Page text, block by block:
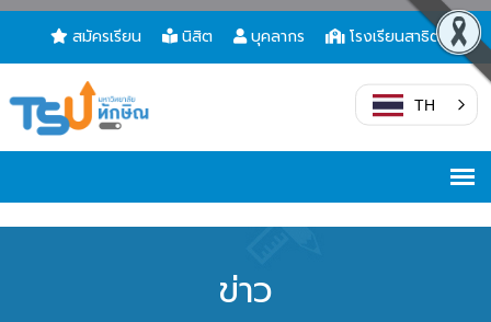
สมัครเรียน นิสิต บุคลากร โรงเรียนสาธิต
TH
ข่าว